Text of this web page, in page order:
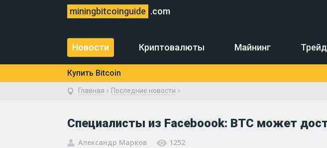
miningbitcoinguide .com
Новости Криптовалюты Майнинг
Купить Bitcoin
Главная › Последние новости ›
Специалисты из Faceboook: BTC может
Александр Марков 1252